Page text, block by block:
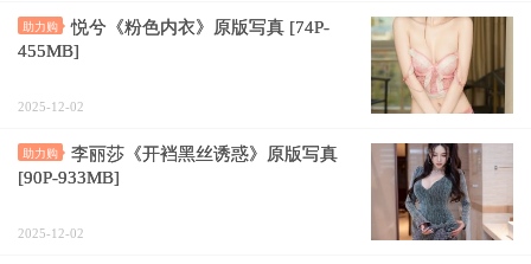
助力购
悦兮《粉色内衣》原版写真 [74P-
455MB]
2025-12-02
助力购
李丽莎《开裆黑丝诱惑》原版写真
[90P-933MB]
2025-12-02